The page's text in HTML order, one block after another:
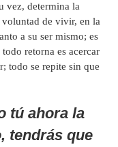
vez, determina la
voluntad de vivir, en la
a su ser mismo; es
retorna es acercar
todo se repite sin que
tú ahora la
tendrás que